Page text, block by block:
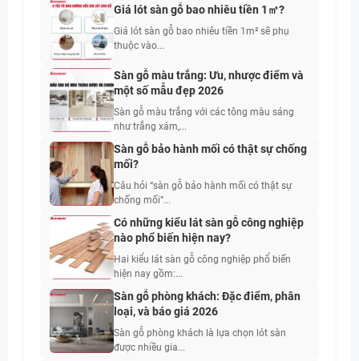
Giá lót sàn gỗ bao nhiêu tiền 1㎡?
Giá lót sàn gỗ bao nhiêu tiền 1m² sẽ phụ
thuộc vào...
Sàn gỗ màu trắng: Ưu, nhược điểm và
một số mẫu đẹp 2026
Sàn gỗ màu trắng với các tông màu sáng
như trắng xám,...
Sàn gỗ bảo hành mối có thật sự chống
mối?
Câu hỏi “sàn gỗ bảo hành mối có thật sự
chống mối”...
Có những kiểu lát sàn gỗ công nghiệp
nào phổ biến hiện nay?
Hai kiểu lát sàn gỗ công nghiệp phổ biến
hiện nay gồm:...
Sàn gỗ phòng khách: Đặc điểm, phân
loại, và báo giá 2026
Sàn gỗ phòng khách là lựa chọn lót sàn
được nhiều gia...